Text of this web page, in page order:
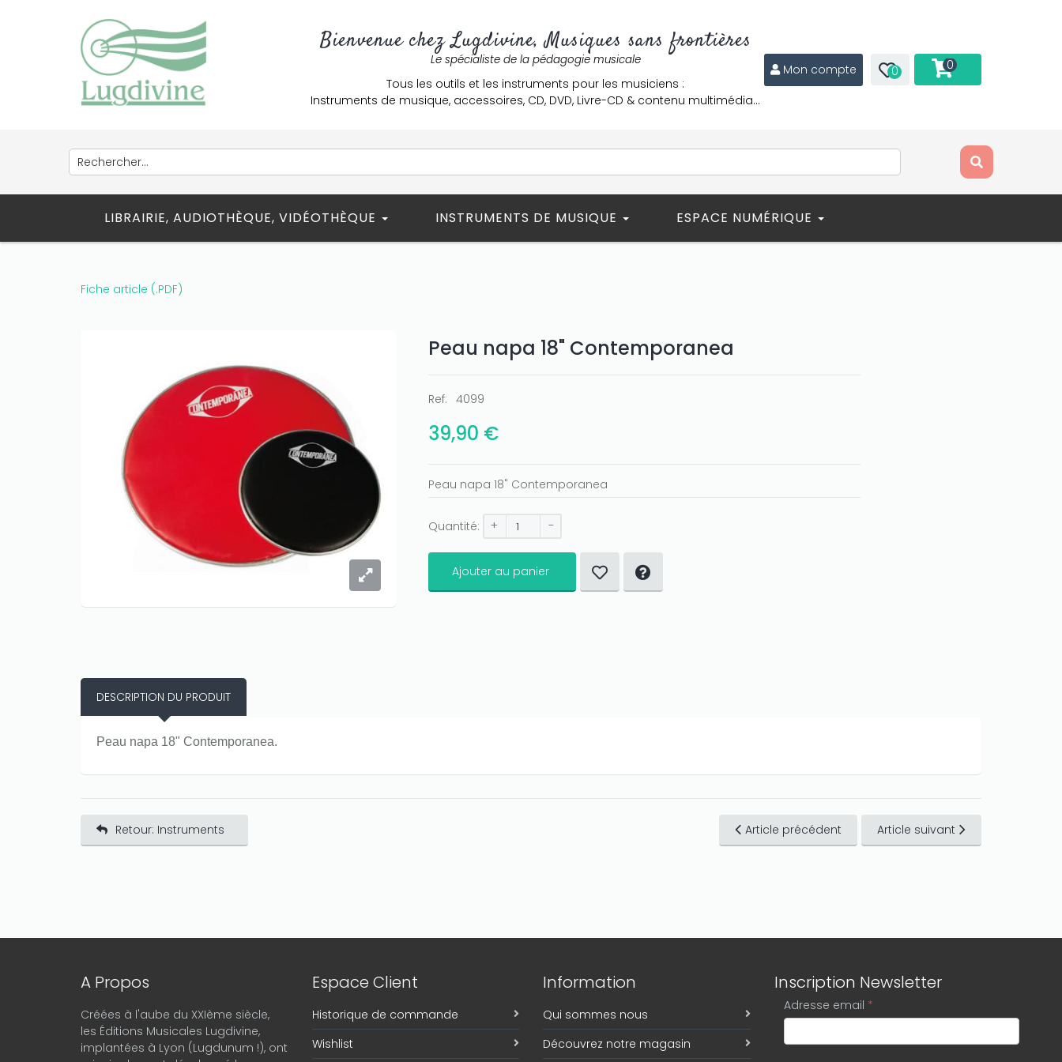
Bienvenue chez Lugdivine, Musiques sans frontières
Le spécialiste de la pédagogie musicale
Tous les outils et les instruments pour les musiciens :
Instruments de musique, accessoires, CD, DVD, Livre-CD & contenu multimédia…
Mon compte 0 0
LIBRAIRIE, AUDIOTHÈQUE, VIDÉOTHÈQUE INSTRUMENTS DE MUSIQUE ESPACE NUMÉRIQUE
Fiche article (.PDF)
Peau napa 18" Contemporanea
Ref: 4099
39,90 €
Peau napa 18" Contemporanea
Quantité: + -
Ajouter au panier
DESCRIPTION DU PRODUIT
Peau napa 18" Contemporanea.
Retour: Instruments Article précédent Article suivant
A Propos
Créées à l'aube du XXIème siècle,
les Éditions Musicales Lugdivine,
implantées à Lyon (Lugdunum !), ont
Only play at Joo casino
want to win a huge amount on your
credits!
Espace Client
Historique de commande
Wishlist
Information
Qui sommes nous
Découvrez notre magasin
Inscription Newsletter
Adresse email *